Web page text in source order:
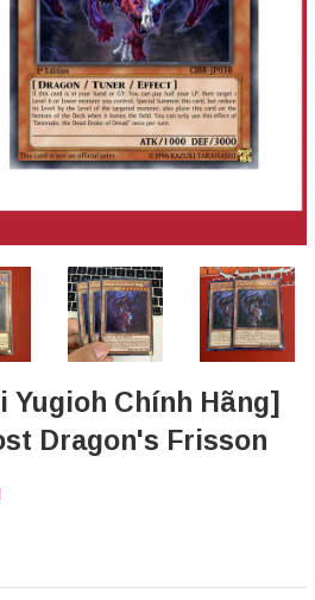
Yugioh Chính Hãng]
Dragon's Frisson